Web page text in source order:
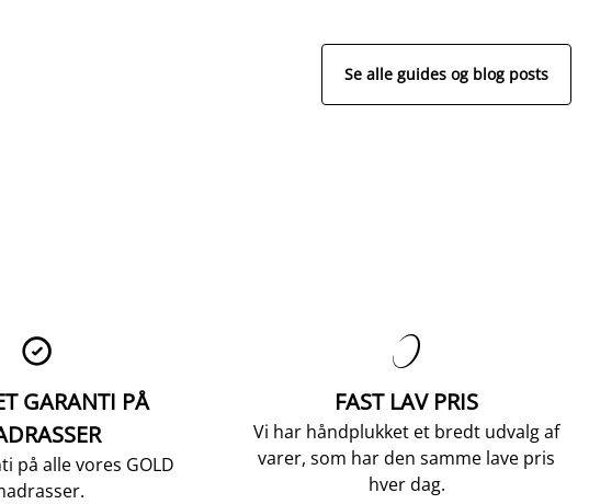
Se alle guides og blog posts

GARANTI PÅ
på alle vores GOLD

FAST LAV PRIS
Vi har håndplukket et bredt udvalg af
varer, som har den samme lave pris
hver dag.